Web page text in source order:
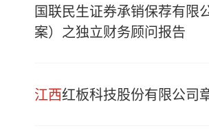
国联民生证券承销保荐有限
案）之独立财务顾问报告
江西红板科技股份有限公司